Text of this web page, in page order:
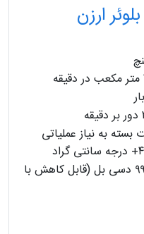
ارزن
۸۵ تا ۹۹ دسی‌ بل (قابل کاهش با